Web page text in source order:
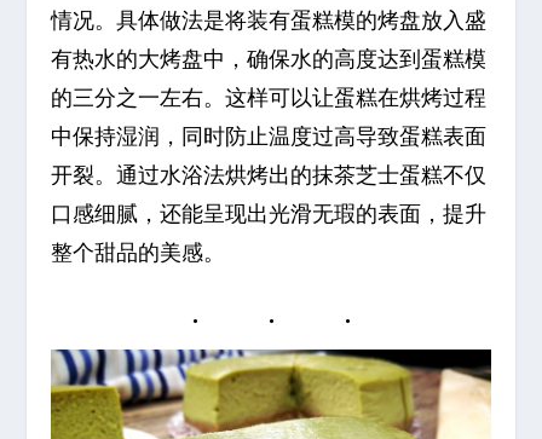
情况。具体做法是将装有蛋糕模的烤盘放入盛
有热水的大烤盘中，确保水的高度达到蛋糕模
的三分之一左右。这样可以让蛋糕在烘烤过程
中保持湿润，同时防止温度过高导致蛋糕表面
开裂。通过水浴法烘烤出的抹茶芝士蛋糕不仅
口感细腻，还能呈现出光滑无瑕的表面，提升
整个甜品的美感。